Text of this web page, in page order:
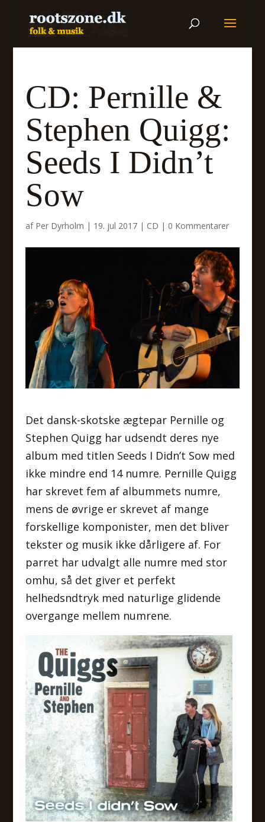
CD: Pernille &
Stephen Quigg:
Seeds I Didn’t
Sow
af Per Dyrholm | 19. jul 2017| CD | 0 Kommentarer
Det dansk-skotske ægtepar Pernille og
Stephen Quigg har udsendt deres nye
album med titlen Seeds I Didn’t Sow med
ikke mindre end 14 numre. Pernille Quigg
har skrevet fem af albummets numre,
mens de øvrige er skrevet af mange
forskellige komponister, men det bliver
tekster og musik ikke dårligere af. For
parret har udvalgt alle numre med stor
omhu, så det giver et perfekt
helhedsndtryk med naturlige glidende
overgange mellem numrene.